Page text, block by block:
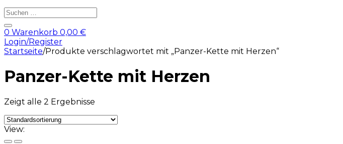
Products
search
0 Warenkorb 0,00 €
Login/Register
Startseite/Produkte verschlagwortet mit „Panzer-Kette mit Herzen“
Panzer-Kette mit Herzen
Zeigt alle 2 Ergebnisse
View: